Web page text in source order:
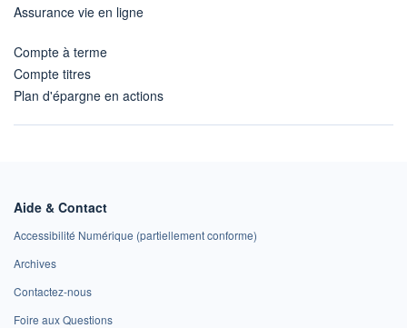
Assurance vie en ligne
Compte à terme
Compte titres
Plan d'épargne en actions
Aide & Contact
Accessibilité Numérique (partiellement conforme)
Archives
Contactez-nous
Foire aux Questions